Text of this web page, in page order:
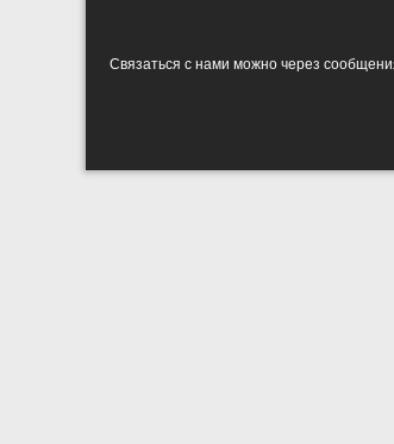
Связаться с нами можно через